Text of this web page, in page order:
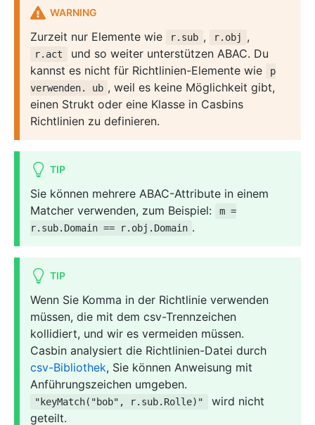
WARNING
Zurzeit nur Elemente wie r.sub , r.obj ,
r.act
und so weiter unterstützen ABAC. Du
kannst es nicht für Richtlinien-Elemente wie
p
verwenden. ub , weil es keine Möglichkeit gibt,
einen Strukt oder eine Klasse in Casbins
Richtlinien zu definieren.
TIP
Sie können mehrere ABAC-Attribute in einem
Matcher verwenden, zum Beispiel:
m =
r.sub.Domain == r.obj.Domain .
TIP
Wenn Sie Komma in der Richtlinie verwenden
müssen, die mit dem csv-Trennzeichen
kollidiert, und wir es vermeiden müssen.
Casbin analysiert die Richtlinien-Datei durch
csv-Bibliothek, Sie können Anweisung mit
Anführungszeichen umgeben.
"keyMatch("bob", r.sub.Rolle)"
wird nicht
geteilt.